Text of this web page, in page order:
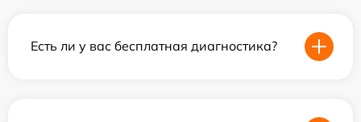
Есть ли у вас бесплатная диагностика?